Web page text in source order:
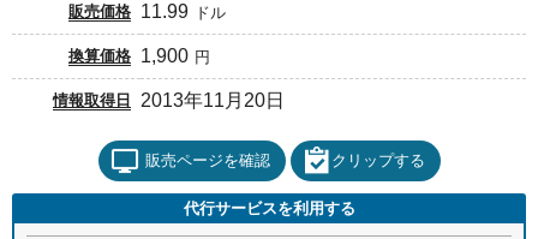
販売価格 11.99 ドル
換算価格 1,900 円
情報取得日 2013年11月20日
販売ページを確認 クリップする
代行サービスを利用する